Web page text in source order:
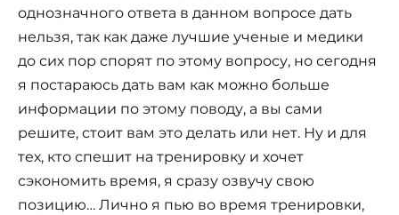
однозначного ответа в данном вопросе дать
нельзя, так как даже лучшие ученые и медики
до сих пор спорят по этому вопросу, но сегодня
я постараюсь дать вам как можно больше
информации по этому поводу, а вы сами
решите, стоит вам это делать или нет. Ну и для
тех, кто спешит на тренировку и хочет
сэкономить время, я сразу озвучу свою
позицию… Лично я пью во время тренировки,